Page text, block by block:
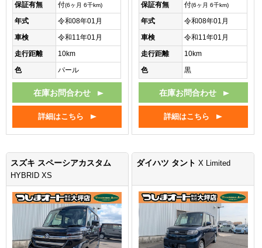
保証有無
付(6ヶ月 6千km)
年式
令和08年01月
車検
令和11年01月
走行距離
10km
色
パール
在庫お問合わせ
詳細はこちら
保証有無
付(6ヶ月 6千km)
年式
令和08年01月
車検
令和11年01月
走行距離
10km
色
黒
在庫お問合わせ
詳細はこちら
スズキ スペーシアカスタム
HYBRID XS
ダイハツ タントX Limited